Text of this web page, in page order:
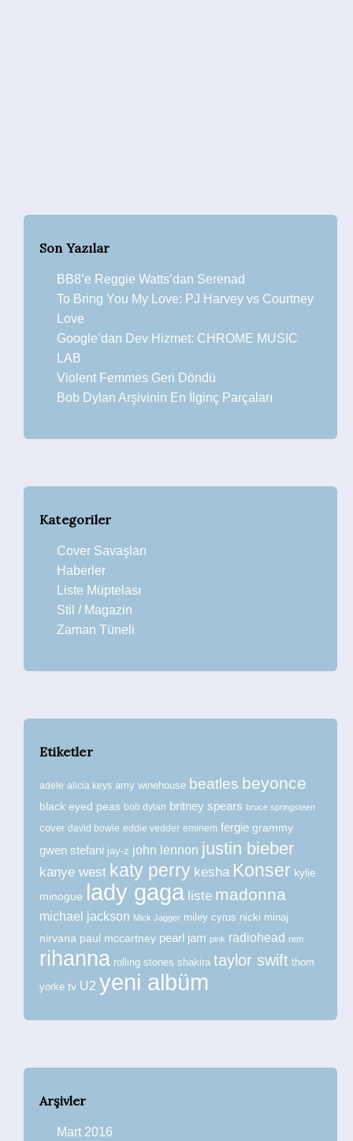
Son Yazılar
BB8’e Reggie Watts’dan Serenad
To Bring You My Love: PJ Harvey vs Courtney
Love
Google’dan Dev Hizmet: CHROME MUSIC
LAB
Violent Femmes Geri Döndü
Bob Dylan Arşivinin En İlginç Parçaları
Kategoriler
Cover Savaşları
Haberler
Liste Müptelası
Stil / Magazin
Zaman Tüneli
Etiketler
adele alicia keys amy winehouse beatles beyonce
black eyed peas bob dylan britney spears bruce springsteen
cover david bowie eddie vedder eminem fergie grammy
gwen stefani jay-z john lennon justin bieber
kanye west katy perry kesha Konser kylie
minogue lady gaga liste madonna
michael jackson Mick Jagger miley cyrus nicki minaj
nirvana paul mccartney pearl jam pink radiohead rem
rihanna rolling stones shakira taylor swift thom
yorke tv U2 yeni albüm
Arşivler
Mart 2016